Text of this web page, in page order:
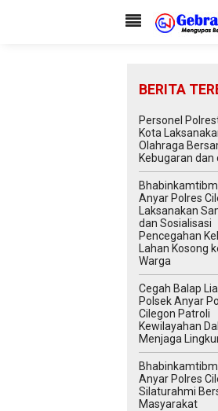
BERITA
Personel
Kota
Olahraga
Kebugaran dan
Anyar Polres
Laksanakan
dan Sosialisasi
Pencegahan
Lahan Kosong
Warga
Cegah Balap
Polsek Anyar
Cilegon Patroli
Kewilayahan
Menjaga
Anyar Polres
Silaturahmi
Masyarakat